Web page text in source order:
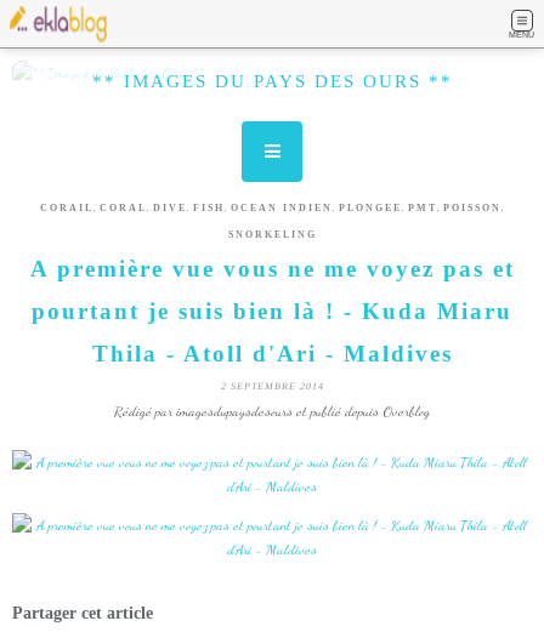
MENU
** IMAGES DU PAYS DES OURS **
CORAIL , CORAL , DIVE , FISH , OCEAN INDIEN , PLONGEE , PMT, POISSON ,
SNORKELING
A première vue vous ne me voyez pas et
pourtant je suis bien là ! - Kuda Miaru
Thila - Atoll d'Ari - Maldives
2 SEPTEMBRE 2014
Rédigé par imagesdupaysdesours et publié depuis Overblog
Partager cet article